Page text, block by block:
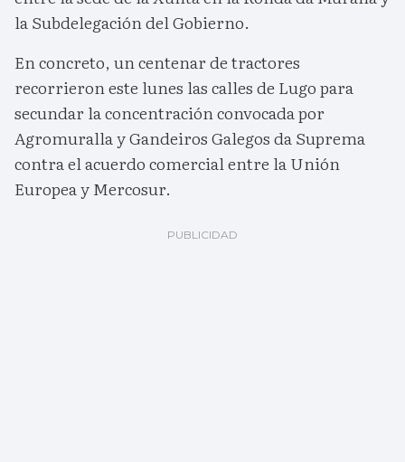
la Subdelegación del Gobierno.
En concreto, un centenar de tractores
recorrieron este lunes las calles de Lugo para
secundar la concentración convocada por
Agromuralla y Gandeiros Galegos da Suprema
contra el acuerdo comercial entre la Unión
Europea y Mercosur.